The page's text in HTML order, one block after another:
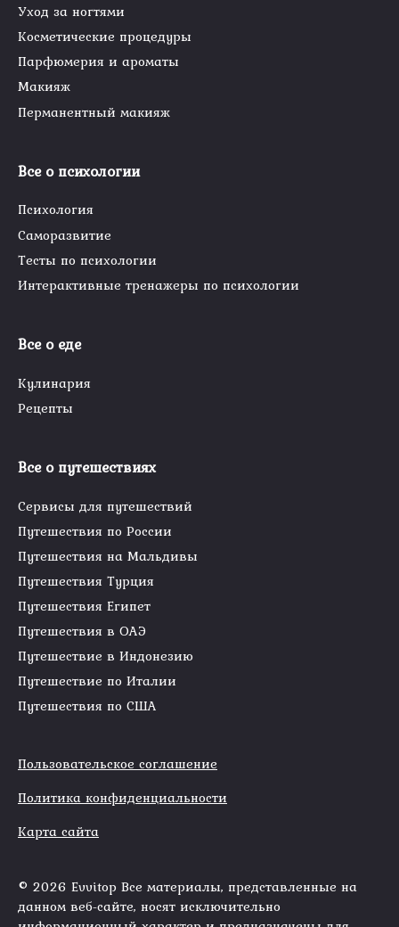
Уход за ногтями
Косметические процедуры
Парфюмерия и ароматы
Макияж
Перманентный макияж
Все о психологии
Психология
Саморазвитие
Тесты по психологии
Интерактивные тренажеры по психологии
Все о еде
Кулинария
Рецепты
Все о путешествиях
Сервисы для путешествий
Путешествия по России
Путешествия на Мальдивы
Путешествия Турция
Путешествия Египет
Путешествия в ОАЭ
Путешествие в Индонезию
Путешествие по Италии
Путешествия по США
Пользовательское соглашение
Политика конфиденциальности
Карта сайта
© 2026 Evvitop Все материалы, представленные на
данном веб-сайте, носят исключительно